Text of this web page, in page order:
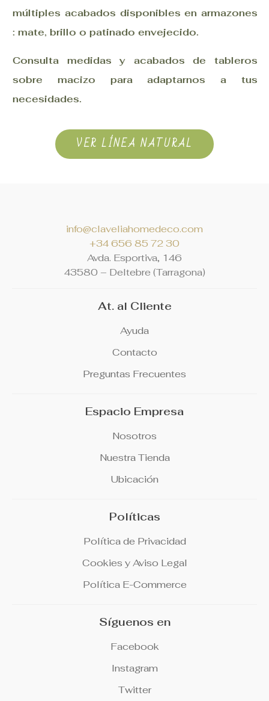
múltiples acabados disponibles en armazones
: mate, brillo o patinado envejecido.
Consulta medidas y acabados de tableros
sobre macizo para adaptarnos a tus
necesidades.
VER LÍNEA NATURAL
info@claveliahomedeco.com
+34 656 85 72 30
Avda. Esportiva, 146
43580 – Deltebre (Tarragona)
At. al Cliente
Ayuda
Contacto
Preguntas Frecuentes
Espacio Empresa
Nosotros
Nuestra Tienda
Ubicación
Políticas
Política de Privacidad
Cookies y Aviso Legal
Política E-Commerce
Síguenos en
Facebook
Instagram
Twitter